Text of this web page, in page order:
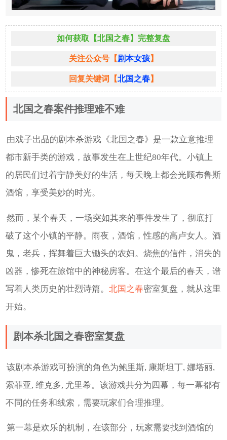
如何获取【北国之春】完整复盘
关注公众号【剧本女孩】
回复关键词【北国之春】
北国之春案件推理难不难
由戏子出品的剧本杀游戏《北国之春》是一款立意推理
都市新手类的游戏，故事发生在上世纪80年代。小镇上
的居民们过着宁静美好的生活，每天晚上都会光顾布鲁斯
酒馆，享受美妙的时光。
然而，某个春天，一场突如其来的事件发生了，彻底打
破了这个小镇的平静。雨夜，酒馆，性感的高卢女人。酒
鬼，老兵，挥舞着巨大锄头的农妇。烧焦的信件，消失的
凶器，惨死在旅馆中的神秘房客。在这个最后的春天，谱
写着人类历史的壮烈诗篇。北国之春密室复盘，就从这里
开始。
剧本杀北国之春密室复盘
该剧本杀游戏可扮演的角色为鲍里斯, 康斯坦丁, 娜塔丽,
索菲亚, 维克多, 尤里希。该游戏共分为四幕，每一幕都有
不同的任务和线索，需要玩家们合理推理。
第一幕是欢乐的机制，在该部分，玩家需要找到酒馆的